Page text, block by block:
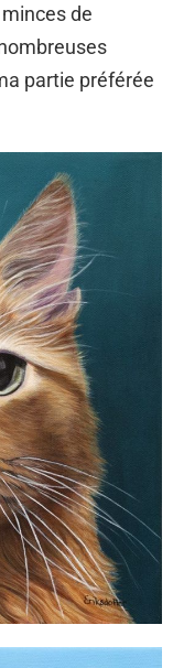
de
partie préférée